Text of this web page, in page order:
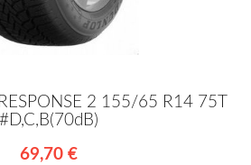
2 155/65 R14 75T
#D,C,B(70dB)
69,70 €